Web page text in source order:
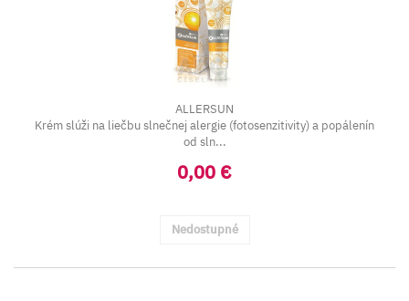
ALLERSUN
Krém slúži na liečbu slnečnej alergie (fotosenzitivity) a popálenín
od sln...
0,00 €
Nedostupné